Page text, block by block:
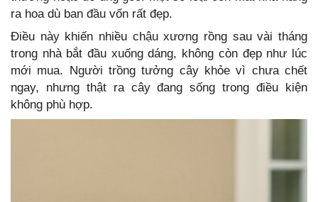
ra hoa dù ban đầu vốn rất đẹp.
Điều này khiến nhiều chậu xương rồng sau vài tháng
trong nhà bắt đầu xuống dáng, không còn đẹp như lúc
mới mua. Người trồng tưởng cây khỏe vì chưa chết
ngay, nhưng thật ra cây đang sống trong điều kiện
không phù hợp.